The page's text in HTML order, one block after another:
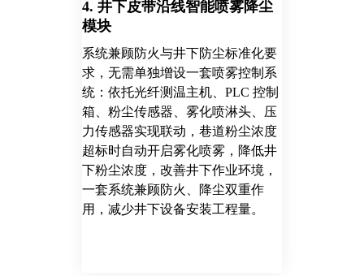
4. 井下皮带沿线智能喷雾降尘
模块
系统兼顾防火与井下防尘标准化要
求，无需单独增设一套喷雾控制系
统： 依托光纤测温主机、PLC 控制
箱、粉尘传感器、雾化喷淋头、压
力传感器实现联动，巷道粉尘浓度
超标时自动开启雾化喷雾，降低井
下粉尘浓度，改善井下作业环境，
一套系统兼顾防火、降尘双重作
用，减少井下设备安装工程量。